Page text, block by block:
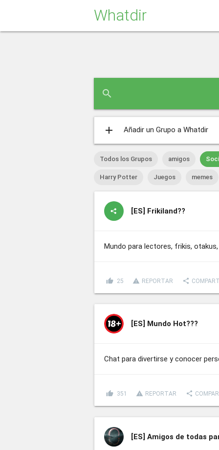
Whatdir
search
add Añadir un Grupo a Whatdir
Todos los Grupos amigos
Harry Potter Juegos memes
[ES] Frikiland??
Mundo para lectores, frikis,
thumb_up 25 report_problem REPORTAR share
[ES] Mundo Hot???
Chat para divertirse y conocer
thumb_up 351 report_problem REPORTAR share
[ES]Amigos de todas